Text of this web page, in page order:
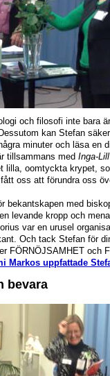
och filosofi inte bara
kan Stefan
minuter och läsa en
tillsammans med Inga-
lilla, oomtyckta krypet,
oss att förundra oss
bekantskapen med
levande kropp och
var en urusel
Och tack Stefan för
FÖRNÖJSAMHET och
Markos uppfattade
bevara